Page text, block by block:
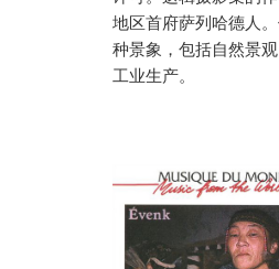
地区首府萨列哈德人
种景象，包括自然景
工业生产。